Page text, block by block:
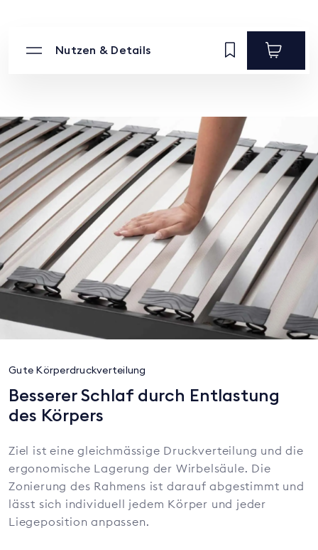
Nutzen & Details
Gute Körperdruckverteilung
Besserer Schlaf durch Entlastung
des Körpers
Ziel ist eine gleichmässige Druckverteilung und die
ergonomische Lagerung der Wirbelsäule. Die
Zonierung des Rahmens ist darauf abgestimmt und
lässt sich individuell jedem Körper und jeder
Liegeposition anpassen.